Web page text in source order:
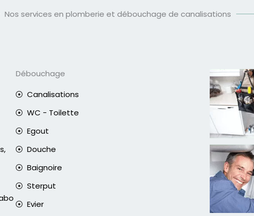
Nos services en plomberie et débouchage de canalisations
Débouchage
Canalisations
WC - Toilette
Egout
Douche
Baignoire
Sterput
Evier